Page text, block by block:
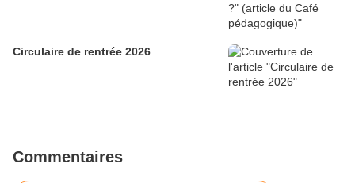
Circulaire de rentrée 2026
Commentaires